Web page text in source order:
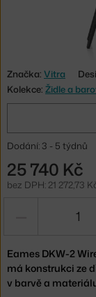
Značka: Vitra
Kolekce: Židle a
Dodání: 3 - 5 týdnů
25 740 Kč
bez DPH: 21 272,73
Eames DKW-2
má konstrukci ze
v barvě a